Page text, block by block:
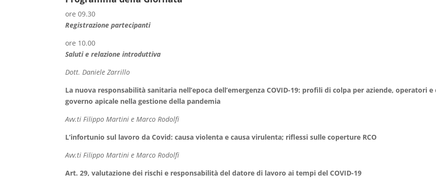
ore 09.30
Registrazione partecipanti
ore 10.00
Saluti e relazione introduttiva
Dott. Daniele Zarrillo
La nuova responsabilità sanitaria nell’epoca dell’emergenza COVID-19: profili di colpa per aziende, operatori e
governo apicale nella gestione della pandemia
Avv.ti Filippo Martini e Marco Rodolfi
L’infortunio sul lavoro da Covid: causa violenta e causa virulenta; riflessi sulle coperture RCO
Avv.ti Filippo Martini e Marco Rodolfi
Art. 29, valutazione dei rischi e responsabilità del datore di lavoro ai tempi del COVID-19